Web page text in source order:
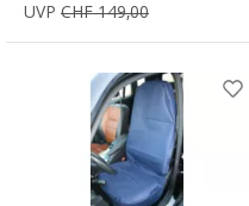
UVP CHF 149,00